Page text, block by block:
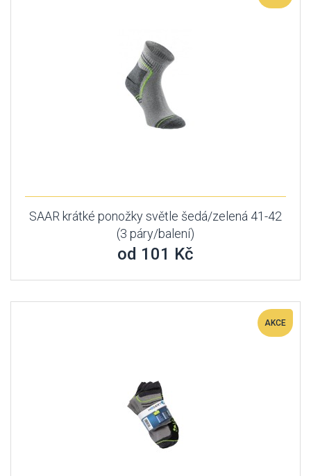
SAAR krátké ponožky světle šedá/zelená 41-42
(3 páry/balení)
od 101 Kč
AKCE